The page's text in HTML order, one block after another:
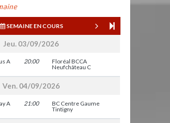
SEMAINE EN COURS
Jeu. 03/09/2026
A 20:00
Floréal BCCA
Neufchâteau C
Ven. 04/09/2026
A 21:00
BC Centre Gaume
Tintigny